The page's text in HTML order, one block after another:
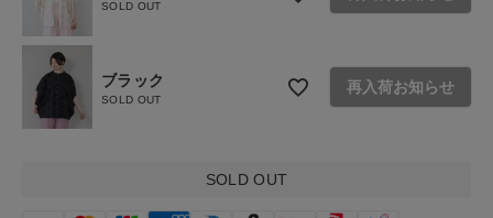
特集
ご利用ガイド
お問い合わせ
SOLD OUT
ブラック
SOLD OUT
再入荷お知らせ
SOLD OUT